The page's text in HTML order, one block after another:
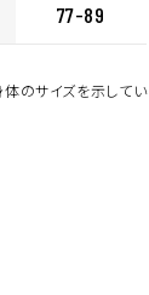
77-89
のサイズを示してい
¥6,050